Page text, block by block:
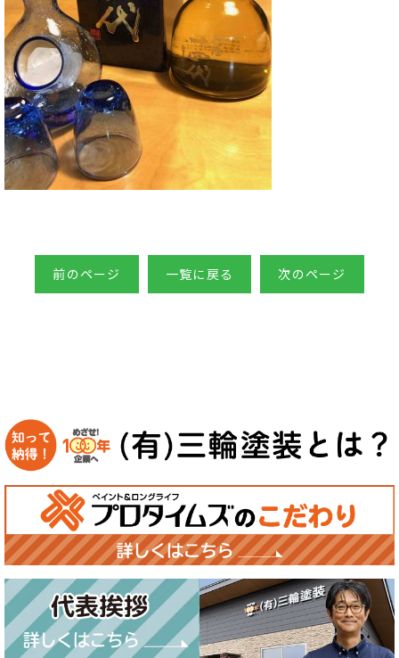
前のページ 一覧に戻る 次のページ